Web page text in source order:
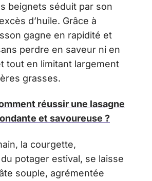
beignets séduit par son
d’huile. Grâce à
gagne en rapidité et
perdre en saveur ni en
tout en limitant largement
grasses.
réussir une lasagne
et savoureuse ?
la courgette,
potager estival, se laisse
souple, agrémentée